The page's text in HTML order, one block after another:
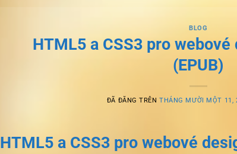
BLOG
HTML5 a CSS3 pro
(EPUB)
ĐÃ ĐĂNG TRÊNTHÁNG MƯỜI MỘT 11,
HTML5 a CSS3 pro webové